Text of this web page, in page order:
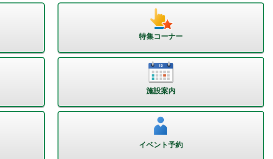
特集コーナー
施設案内
イベント予約